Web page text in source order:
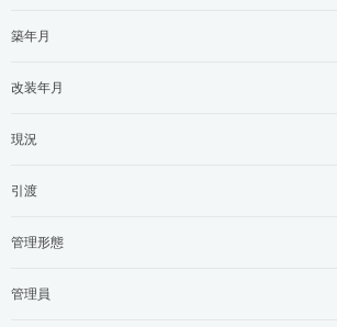
築年月
改装年月
現況
引渡
管理形態
管理員